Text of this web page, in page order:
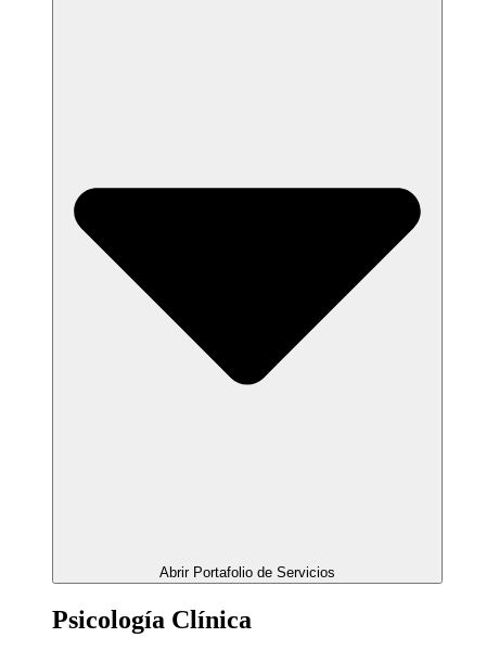
Abrir Portafolio de Servicios
Psicología Clínica